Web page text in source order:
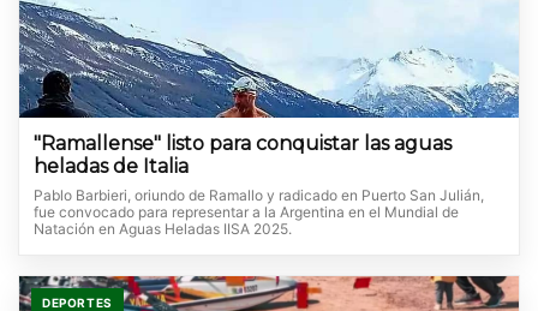
"Ramallense" listo para conquistar las aguas
heladas de Italia
Pablo Barbieri, oriundo de Ramallo y radicado en Puerto San Julián,
fue convocado para representar a la Argentina en el Mundial de
Natación en Aguas Heladas IISA 2025.
DEPORTES